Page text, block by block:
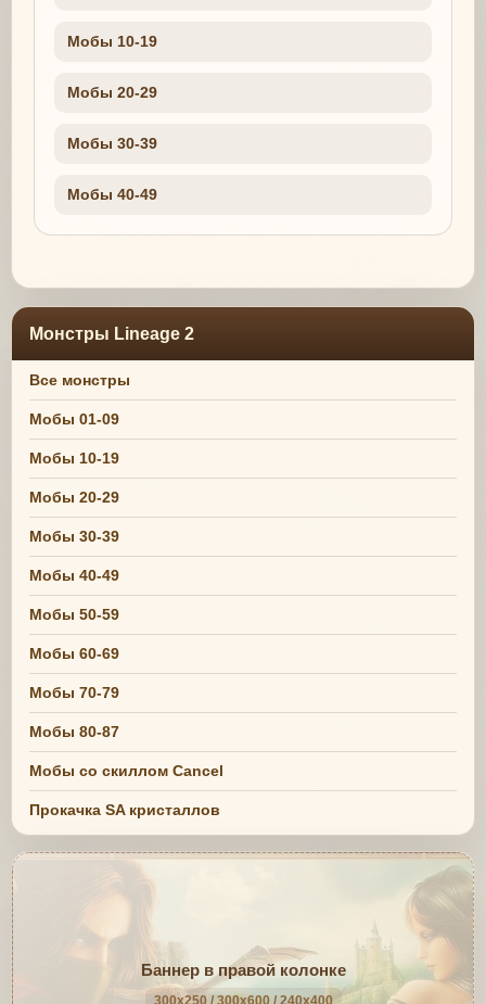
Мобы 10-19
Мобы 20-29
Мобы 30-39
Мобы 40-49
Монстры Lineage 2
Все монстры
Мобы 01-09
Мобы 10-19
Мобы 20-29
Мобы 30-39
Мобы 40-49
Мобы 50-59
Мобы 60-69
Мобы 70-79
Мобы 80-87
Мобы со скиллом Cancel
Прокачка SA кристаллов
Баннер в правой колонке
300x250 / 300x600 / 240x400